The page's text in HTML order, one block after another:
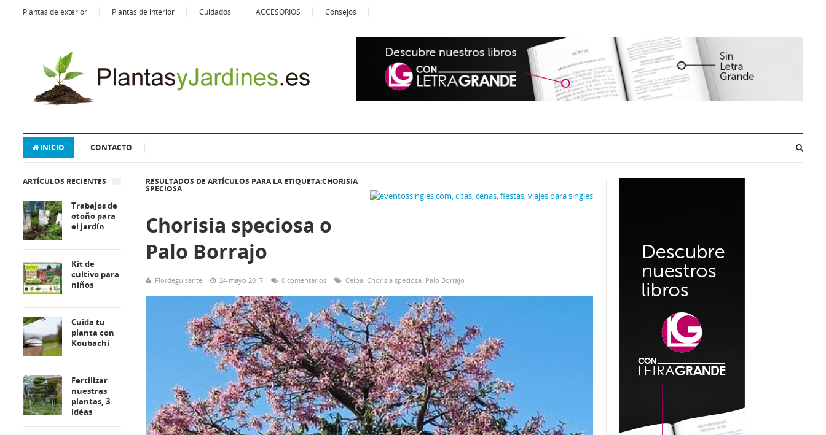
Plantas de exterior Plantas de interior Cuidados ACCESORIOS Consejos
INICIO CONTACTO
RESULTADOS DE ARTÍCULOS PARA LA ETIQUETA:CHORISIA
SPECIOSA
Chorisia speciosa o
Palo Borrajo
Flordeguisante 24 mayo 2017 0 comentarios Ceiba, Chorisia speciosa, Palo Borrajo
ARTÍCULOS RECIENTES
Trabajos de
otoño para
el jardín
Kit de
cultivo para
niños
Cuida tu
planta con
Koubachi
Fertilizar
nuestras
plantas, 3
idéas